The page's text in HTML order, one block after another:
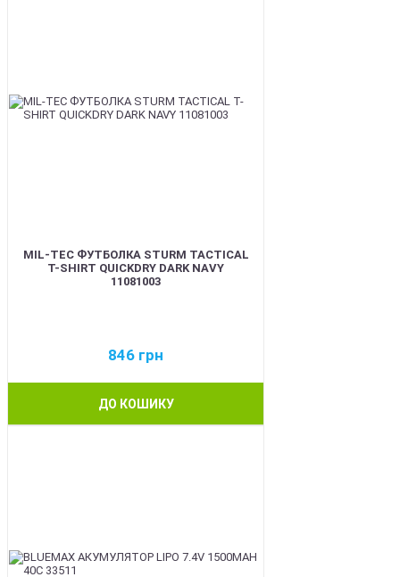
MIL-TEC ФУТБОЛКА STURM TACTICAL
T-SHIRT QUICKDRY DARK NAVY
11081003
846 грн
ДО КОШИКУ